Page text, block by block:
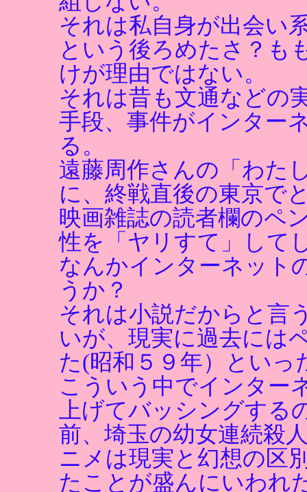
それは私自身が出会い
という後ろめたさ？も
けが理由ではない。
それは昔も文通などの
手段、事件がインター
る。
遠藤周作さんの「わた
に、終戦直後の東京で
映画雑誌の読者欄のペ
性を「ヤリすて」して
なんかインターネット
うか？
それは小説だからと言
いが、現実に過去には
た(昭和５９年）とい
こういう中でインター
上げてバッシングする
前、埼玉の幼女連続殺
ニメは現実と幻想の区
たことが盛んにいわれ